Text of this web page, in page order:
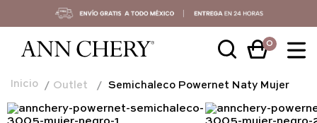
0
Outlet Semichaleco Powernet Naty Mujer